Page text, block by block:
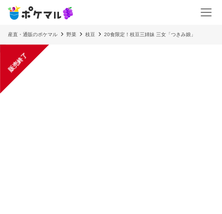
産直・通販のポケマル 野菜 枝豆 20食限定！枝豆三姉妹 三女「つきみ娘」
販売終了